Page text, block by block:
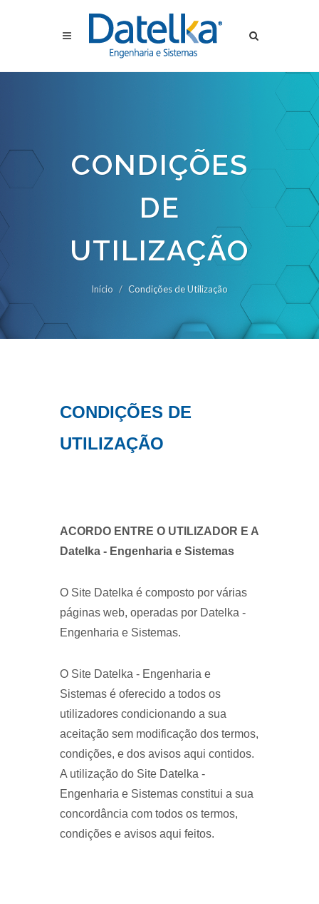
CONDIÇÕES
DE
UTILIZAÇÃO
Início Condições de Utilização
CONDIÇÕES DE
UTILIZAÇÃO
ACORDO ENTRE O UTILIZADOR E A
Datelka - Engenharia e Sistemas
O Site Datelka é composto por várias
páginas web, operadas por Datelka -
Engenharia e Sistemas.
O Site Datelka - Engenharia e
Sistemas é oferecido a todos os
utilizadores condicionando a sua
aceitação sem modificação dos termos,
condições, e dos avisos aqui contidos.
A utilização do Site Datelka -
Engenharia e Sistemas constitui a sua
concordância com todos os termos,
condições e avisos aqui feitos.